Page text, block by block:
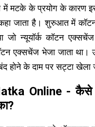
मटके के प्रयोग के कारण
जाता है। शुरुआत में
जो न्यूयॉर्क कॉटन
एक्सचेंज भेजा जाता
होने के दाम पर सट्टा खेला
Online - कैसे